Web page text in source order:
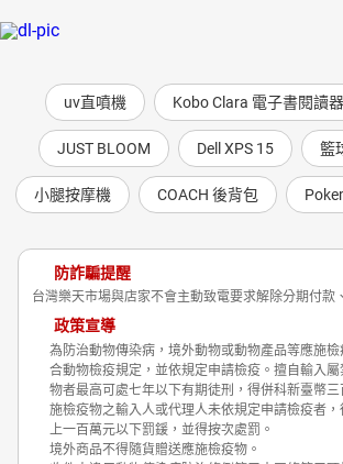
uv直噴機 Kobo Clara 電子書閱讀器
JUST BLOOM Dell XPS 15 籃
小腿按摩機 COACH 後背包
防詐騙提醒
台灣樂天市場與店家不會主動致電要求解除分期付款
政策宣導
為防治動物傳染病，境外動物或動物產品等應施
合動物檢疫規定，並依規定申請檢疫。擅自輸入
物者最高可處七年以下有期徒刑，得併科新臺幣
施檢疫物之輸入人或代理人未依規定申請檢疫者
上一百萬元以下罰鍰，並得按次處罰。
境外商品不得隨貨贈送應施檢疫物。